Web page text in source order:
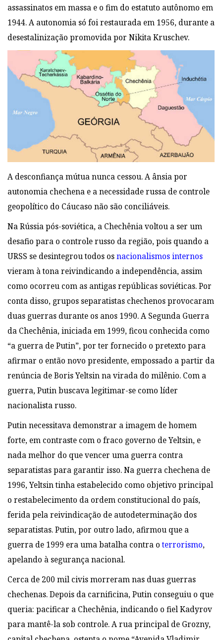
assassinatos em massa e o fim do estatuto autônomo em
1944. A autonomia só foirestaurada em 1956, durante a
desestalinização promovida por Nikita Kruschev.
A desconfiança mútua nunca cessou. A ânsia por
autonomia chechena e a necessidade russa de controle
geopolítico do Cáucaso não são conciliáveis.
Na Rússia pós-soviética, a Chechênia voltou a ser um
desafio para o controle russo daregião, pois quando a
URSS se desintegrou todos osnacionalismos internos
vieram àtona reivindicando a independência, assim
como ocorreu com as antigas repúblicas soviéticas. Por
conta disso, grupos separatistas chechenos provocaram
duas guerras durante os anos 1990. A Segunda Guerra
da Chechênia, iniciada em 1999, ficou conhecida como
“a guerra de Putin”, por ter fornecido o pretexto para
afirmar o então novo presidente, empossado a partir da
renúncia de Boris Yeltsin navirada do milênio. Com a
guerra, Putin buscava legitimar-se como líder
nacionalista russo.
Putin necessitava demonstrar a imagem de homem
forte, em contraste com o fraco governo de Yeltsin, e
nada melhor do que vencer uma guerra contra
separatistas para garantir isso. Na guerra chechena de
1996, Yeltsin tinha estabelecido como objetivo principal
o restabelecimento da ordem constitucional do país,
feridapela reivindicação de autodeterminação dos
separatistas. Putin, por outro lado, afirmou que a
guerra de 1999 era uma batalha contra oterrorismo,
apelando à segurança nacional.
Cerca de 200 mil civis morreram nas duas guerras
chechenas. Depois da carnificina, Putin conseguiu o que
queria: pacificar a Chechênia, indicando o fiel Kadyrov
para mantê-la sob controle. A rua principal de Grozny,